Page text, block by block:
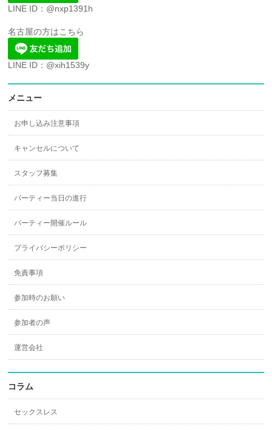
LINE ID：@nxp1391h
名古屋の方はこちら
LINE ID：@xih1539y
メニュー
お申し込み注意事項
キャンセルについて
スタッフ募集
パーティー当日の進行
パーティー開催ルール
プライバシーポリシー
免責事項
参加時のお願い
参加者の声
運営会社
コラム
セックスレス